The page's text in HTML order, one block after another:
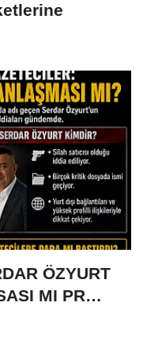
ÖZYURT
MI PR